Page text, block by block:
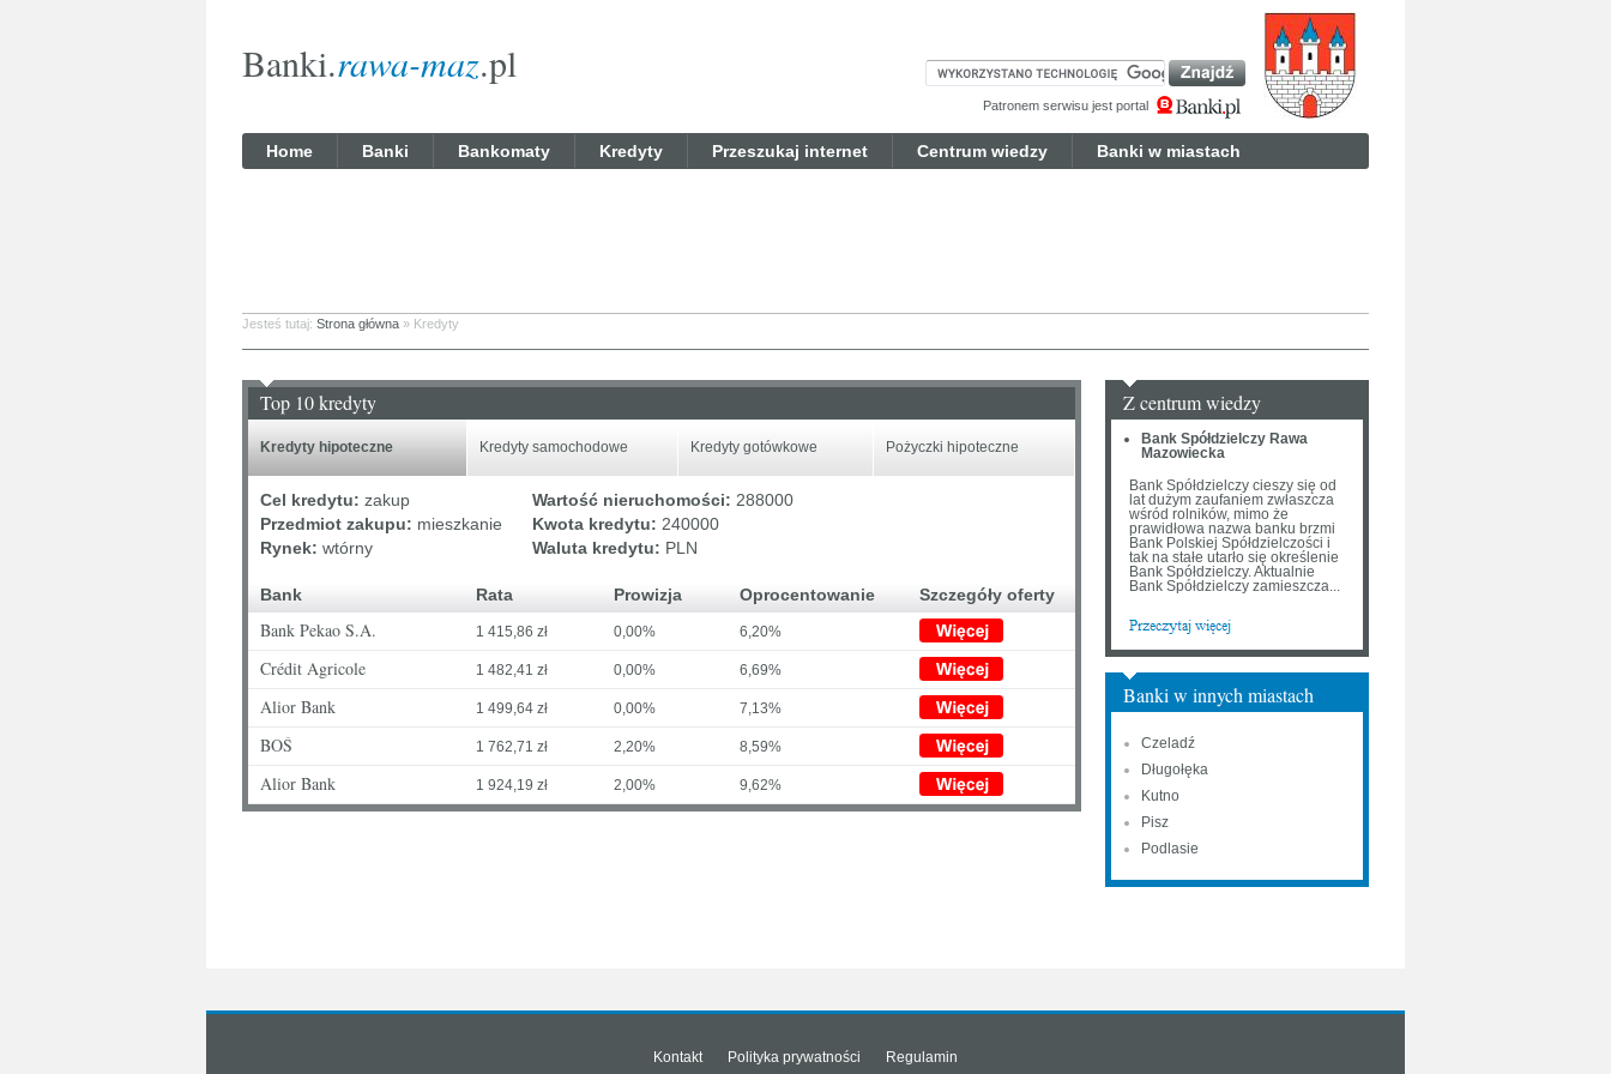
Banki.rawa-maz.pl
Patronem serwisu jest portal
Home Banki Bankomaty Kredyty Przeszukaj internet Centrum wiedzy Banki w miastach
Jesteś tutaj: Strona główna » Kredyty
Top 10 kredyty
Kredyty hipoteczne Kredyty samochodowe Kredyty gotówkowe Pożyczki hipoteczne
Cel kredytu: zakup Wartość nieruchomości: 288000
Przedmiot zakupu: mieszkanie Kwota kredytu: 240000
Rynek: wtórny Waluta kredytu: PLN
Bank Rata Prowizja Oprocentowanie Szczegóły oferty
Bank Pekao S.A. 1 415,86 zł 0,00% 6,20%
Crédit Agricole 1 482,41 zł 0,00% 6,69%
Alior Bank 1 499,64 zł 0,00% 7,13%
BOŚ 1 762,71 zł 2,20% 8,59%
Alior Bank 1 924,19 zł 2,00% 9,62%
Z centrum wiedzy
Bank Spółdzielczy Rawa
Mazowiecka
Bank Spółdzielczy cieszy się od
lat dużym zaufaniem zwłaszcza
wśród rolników, mimo że
prawidłowa nazwa banku brzmi
Bank Polskiej Spółdzielczości i
tak na stałe utarło się określenie
Bank Spółdzielczy. Aktualnie
Bank Spółdzielczy zamieszcza...
Banki w innych miastach
Czeladź
Długołęka
Kutno
Pisz
Podlasie
Kontakt Polityka prywatności Regulamin